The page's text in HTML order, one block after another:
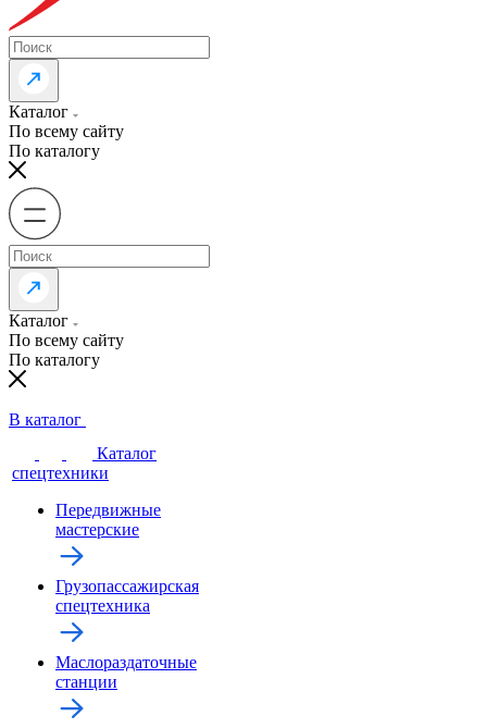
Каталог
По всему сайту
По каталогу
Каталог
По всему сайту
По каталогу
В каталог
Каталог
спецтехники
Передвижные
мастерские
Грузопассажирская
спецтехника
Маслораздаточные
станции